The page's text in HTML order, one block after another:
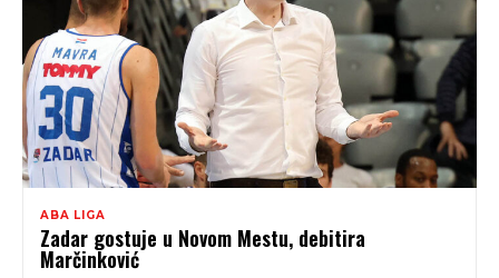
ABA LIGA
Zadar gostuje u Novom Mestu, debitira
Marčinković